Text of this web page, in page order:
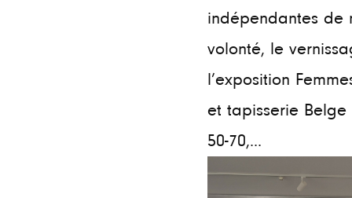
indépendantes de
volonté, le
l’exposition
et tapisserie Belge
50-70,...